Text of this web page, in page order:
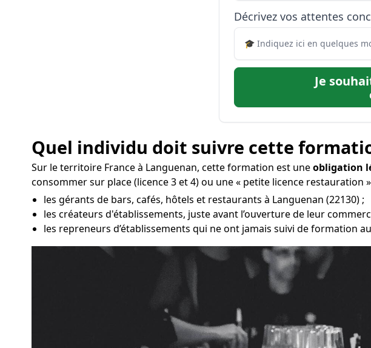
Décrivez vos attentes
Je
Quel individu doit suivre cette
Sur le territoire France à Languenan, cette formation est uneobligation
consommer sur place (licence 3 et 4) ou une « petite licence restauration
les gérants de bars, cafés, hôtels et restaurants à Languenan (22130) ;
les créateurs d'établissements, juste avant l’ouverture de leur
les repreneurs d’établissements qui ne ont jamais suivi de formation